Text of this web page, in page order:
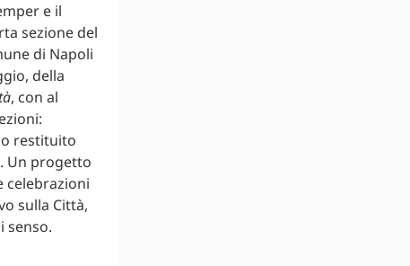
e il
sezione del
di Napoli
della
, con al
restituito
Un progetto
celebrazioni
sulla Città,
senso.